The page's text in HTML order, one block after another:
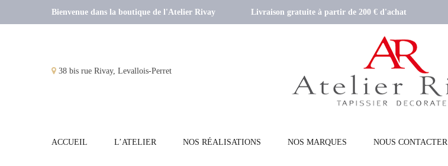
Bienvenue dans la boutique de l'Atelier Rivay Livraison gratuite à partir de 200 € d'achat
38 bis rue Rivay, Levallois-Perret
ACCUEIL L’ATELIER NOS RÉALISATIONS NOS MARQUES NOUS CONTACTER